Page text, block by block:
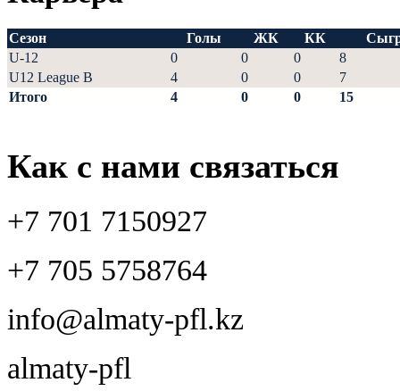
Сезон Голы ЖК КК
U-12
0 0 0
8
U12 League B
4 0 0
7
Итого
4 0 0 15
Как с нами связаться
+7 701 7150927
+7 705 5758764
info@almaty-pfl.kz
almaty-pfl